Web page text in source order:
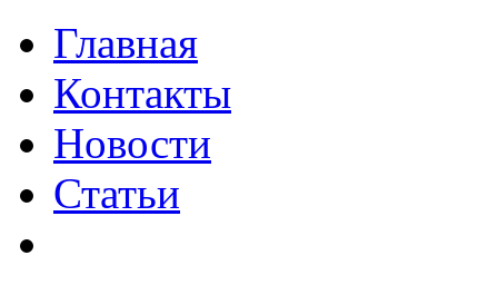
Главная
Контакты
Новости
Статьи